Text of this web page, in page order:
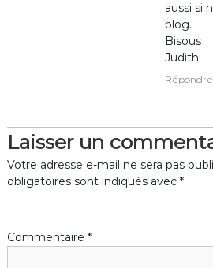
i
c
e
aussi si
blog.
Bisous
Judith
Répondre
Laisser un
Votre adresse e-mail ne sera pas
obligatoires sont indiqués avec *
Commentaire *